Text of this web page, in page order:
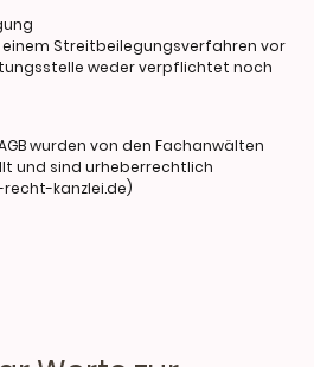
einem Streitbeilegungsverfahren vor
weder verpflichtet noch
wurden von den Fachanwälten
und sind urheberrechtlich
kanzlei.de)